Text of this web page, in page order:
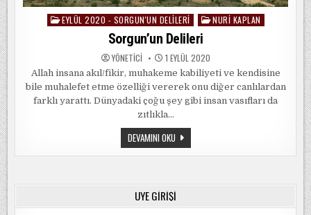
Posted
EYLÜL 2020 - SORGUN'UN DELILERI NURI KAPLAN
Sorgun’un Delileri
YÖNETICI 1 EYLÜL 2020
Allah insana akıl/fikir, muhakeme kabiliyeti ve kendisine
bile muhalefet etme özelliği vererek onu diğer canlılardan
farklı yarattı. Dünyadaki çoğu şey gibi insan vasıfları da
zıtlıkla…
DEVAMINI OKUSORGUN’UN
DELILERI
ÜYE GIRIŞI